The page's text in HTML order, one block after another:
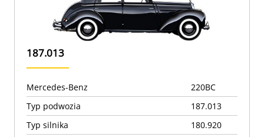
187.013
Mercedes-Benz
220BC
Typ podwozia
187.013
Typ silnika
180.920